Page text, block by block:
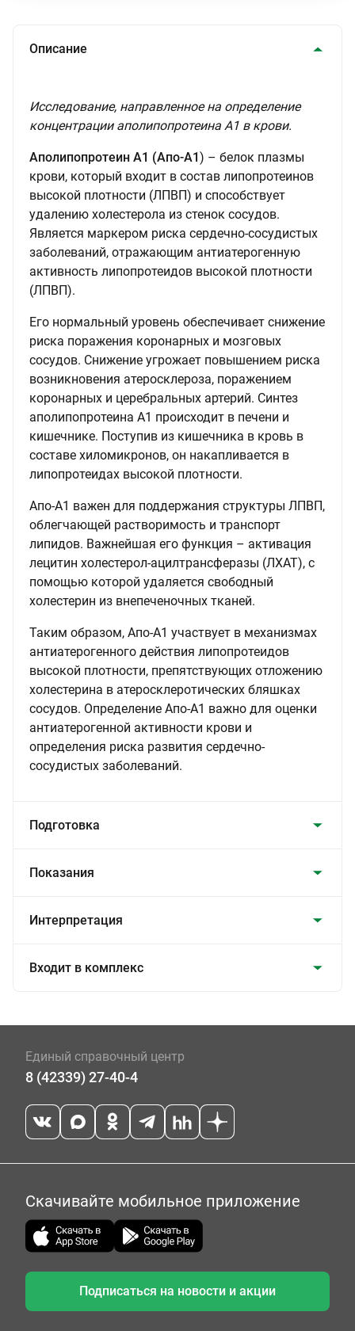
Описание
Исследование, направленное на определение
концентрации аполипопротеина А1 в крови.
Аполипопротеин А1 (Апо-А1) – белок плазмы
крови, который входит в состав липопротеинов
высокой плотности (ЛПВП) и способствует
удалению холестерола из стенок сосудов.
Является маркером риска сердечно-сосудистых
заболеваний, отражающим антиатерогенную
активность липопротеидов высокой плотности
(ЛПВП).
Его нормальный уровень обеспечивает снижение
риска поражения коронарных и мозговых
сосудов. Снижение угрожает повышением риска
возникновения атеросклероза, поражением
коронарных и церебральных артерий. Синтез
аполипопротеина А1 происходит в печени и
кишечнике. Поступив из кишечника в кровь в
составе хиломикронов, он накапливается в
липопротеидах высокой плотности.
Апо-А1 важен для поддержания структуры ЛПВП,
облегчающей растворимость и транспорт
липидов. Важнейшая его функция – активация
лецитин холестерол-ацилтрансферазы (ЛХАТ), с
помощью которой удаляется свободный
холестерин из внепеченочных тканей.
Таким образом, Апо-А1 участвует в механизмах
антиатерогенного действия липопротеидов
высокой плотности, препятствующих отложению
холестерина в атеросклеротических бляшках
сосудов. Определение Апо-А1 важно для оценки
антиатерогенной активности крови и
определения риска развития сердечно-
сосудистых заболеваний.
Подготовка
Показания
Интерпретация
Входит в комплекс
Единый справочный центр
8 (42339) 27-40-4
Скачивайте мобильное приложение
Подписаться на новости и акции